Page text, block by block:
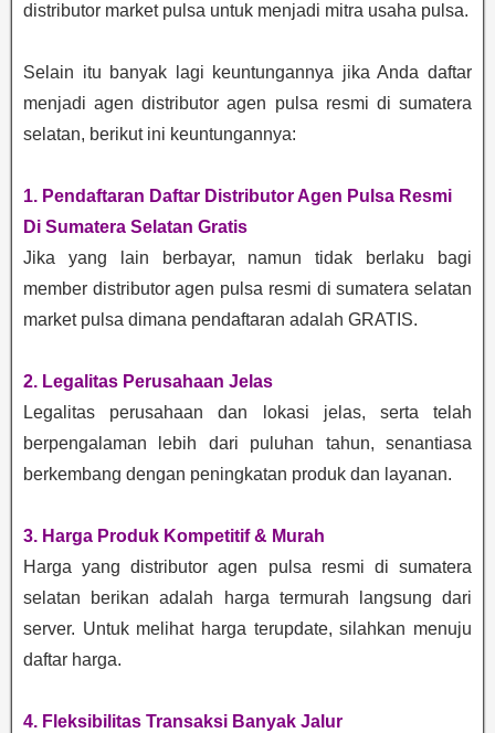
distributor market pulsa untuk menjadi mitra usaha pulsa.
Selain itu banyak lagi keuntungannya jika Anda daftar
menjadi agen distributor agen pulsa resmi di sumatera
selatan, berikut ini keuntungannya:
1. Pendaftaran Daftar Distributor Agen Pulsa Resmi
Di Sumatera Selatan Gratis
Jika yang lain berbayar, namun tidak berlaku bagi
member distributor agen pulsa resmi di sumatera selatan
market pulsa dimana pendaftaran adalah GRATIS.
2. Legalitas Perusahaan Jelas
Legalitas perusahaan dan lokasi jelas, serta telah
berpengalaman lebih dari puluhan tahun, senantiasa
berkembang dengan peningkatan produk dan layanan.
3. Harga Produk Kompetitif & Murah
Harga yang distributor agen pulsa resmi di sumatera
selatan berikan adalah harga termurah langsung dari
server. Untuk melihat harga terupdate, silahkan menuju
daftar harga.
4. Fleksibilitas Transaksi Banyak Jalur